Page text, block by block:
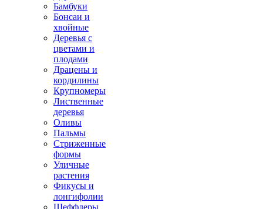
Бамбуки
Бонсаи и
хвойные
Деревья с
цветами и
плодами
Драцены и
кордилины
Крупномеры
Лиственные
деревья
Оливы
Пальмы
Стриженные
формы
Уличные
растения
Фикусы и
лонгифолии
Шеффлеры